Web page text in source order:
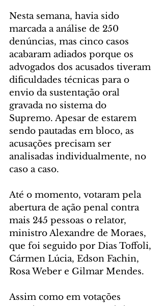
Nesta semana, havia sido
marcada a análise de 250
denúncias, mas cinco casos
acabaram adiados porque os
advogados dos acusados tiveram
dificuldades técnicas para o
envio da sustentação oral
gravada no sistema do
Supremo. Apesar de estarem
sendo pautadas em bloco, as
acusações precisam ser
analisadas individualmente, no
caso a caso.
Até o momento, votaram pela
abertura de ação penal contra
mais 245 pessoas o relator,
ministro Alexandre de Moraes,
que foi seguido por Dias Toffoli,
Cármen Lúcia, Edson Fachin,
Rosa Weber e Gilmar Mendes.
Assim como em votações